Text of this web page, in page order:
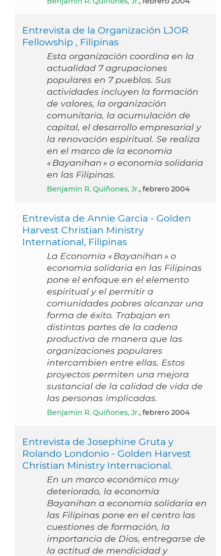
Entrevista de la Organización LJOR
Fellowship , Filipinas
Esta organización coordina en la
actualidad 7 agrupaciones
populares en 7 pueblos. Sus
actividades incluyen la formación
de valores, la organización
comunitaria, la acumulación de
capital, el desarrollo empresarial y
la renovación espiritual. Se realiza
en el marco de la economía
« Bayanihan » o economía solidaria
en las Filipinas.
Benjamin R. Quiñones, Jr., febrero 2004
Entrevista de Annie Garcia - Golden
Harvest Christian Ministry
International, Filipinas
La Economía « Bayanihan » o
economía solidaria en las Filipinas
pone el enfoque en el elemento
espiritual y el permitir a
comunidades pobres alcanzar una
forma de éxito. Trabajan en
distintas partes de la cadena
productiva de manera que las
organizaciones populares
intercambien entre ellas. Estos
proyectos permiten una mejora
sustancial de la calidad de vida de
las personas implicadas.
Benjamin R. Quiñones, Jr., febrero 2004
Entrevista de Josephine Gruta y
Rolando Londonio - Golden Harvest
Christian Ministry Internacional.
En un marco económico muy
deteriorado, la economía
Bayanihan a economía solidaria en
las Filipinas pone en el centro las
cuestiones de formación, la
importancia de Dios, entregarse de
la actitud de mendicidad y